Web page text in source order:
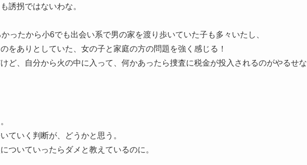
誘拐ではないわな。
ったから小6でも出会い系で男の家を渡り歩いていた子も多々いたし、
をありとしていた、女の子と家庭の方の問題を強く感じる！
ど、自分から火の中に入って、何かあったら捜査に税金が投入されるのがやるせな
ていく判断が、どうかと思う。
ついていったらダメと教えているのに。